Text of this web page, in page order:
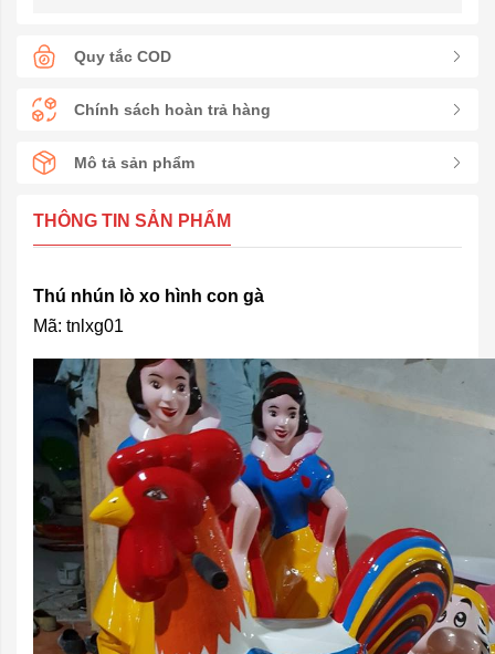
Quy tắc COD
Chính sách hoàn trả hàng
Mô tả sản phẩm
THÔNG TIN SẢN PHẨM
Thú nhún lò xo hình con gà
Mã: tnlxg01